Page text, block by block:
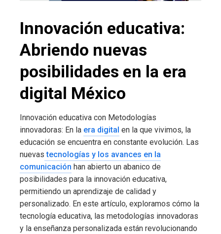
Innovación educativa:
Abriendo nuevas
posibilidades en la era
digital México
Innovación educativa con Metodologías
innovadoras: En la era digital en la que vivimos, la
educación se encuentra en constante evolución. Las
nuevas tecnologías y los avances en la
comunicación han abierto un abanico de
posibilidades para la innovación educativa,
permitiendo un aprendizaje de calidad y
personalizado. En este artículo, exploramos cómo la
tecnología educativa, las metodologías innovadoras
y la enseñanza personalizada están revolucionando